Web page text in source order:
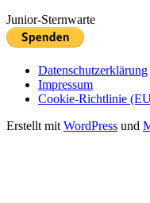
Junior-Sternwarte
Datenschutzerklärung
Impressum
Cookie-Richtlinie
Erstellt mit WordPress und